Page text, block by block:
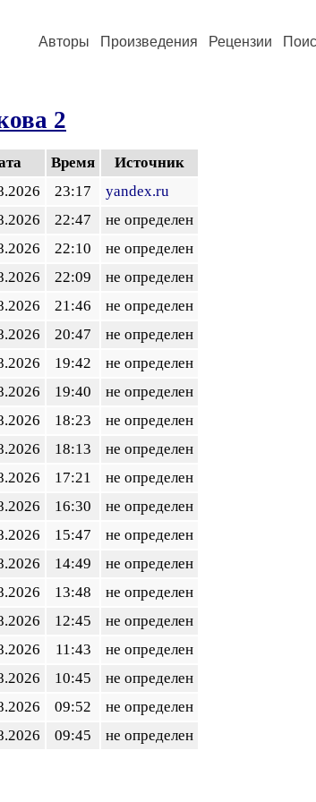
Авторы Произведения Рецензии
2
Время
Источник
23:17
yandex.ru
22:47
не определен
22:10
не определен
22:09
не определен
21:46
не определен
20:47
не определен
19:42
не определен
19:40
не определен
18:23
не определен
18:13
не определен
17:21
не определен
16:30
не определен
15:47
не определен
14:49
не определен
13:48
не определен
12:45
не определен
11:43
не определен
10:45
не определен
09:52
не определен
09:45 не определен